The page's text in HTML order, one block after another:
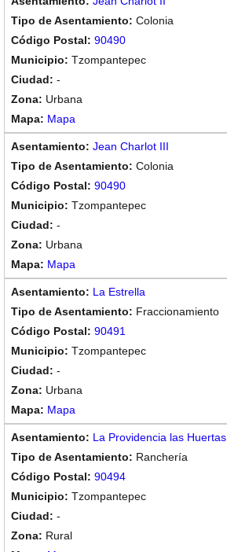
Colonia
90490
Tzompantepec
-
Urbana
Mapa
Jean Charlot III
Colonia
90490
Tzompantepec
-
Urbana
Mapa
La Estrella
Fraccionamiento
90491
Tzompantepec
-
Urbana
Mapa
La Providencia las Huertas
Ranchería
90494
Tzompantepec
-
Rural